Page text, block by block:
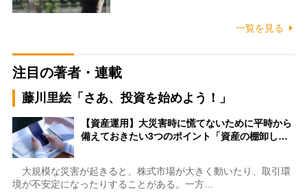
一覧を見る
注目の著者・連載
藤川里絵「さあ、投資を始めよう！」
【資産運用】大災害時に慌てないために平時から
備えておきたい3つのポイント「資産の棚卸し…
大規模な災害が起きると、株式市場が大きく動いたり、取引環
境が不安定になったりすることがある。一方…